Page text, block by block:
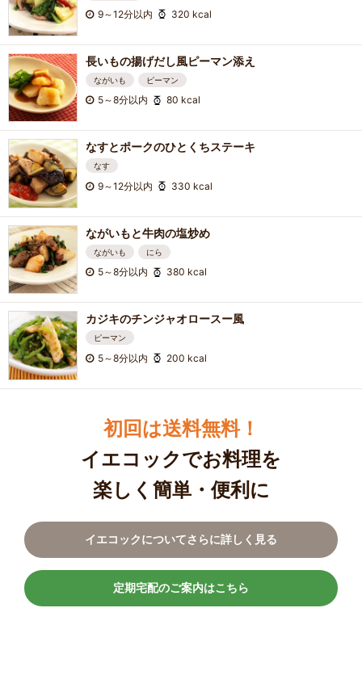
9～12分以内 320 kcal
長いもの揚げだし風ピーマン添え
ながいも ピーマン
5～8分以内 80 kcal
なすとポークのひとくちステーキ
なす
9～12分以内 330 kcal
ながいもと牛肉の塩炒め
ながいも にら
5～8分以内 380 kcal
カジキのチンジャオロースー風
ピーマン
5～8分以内 200 kcal
初回は送料無料！
イエコックでお料理を
楽しく簡単・便利に
イエコックについてさらに詳しく見る
定期宅配のご案内はこちら